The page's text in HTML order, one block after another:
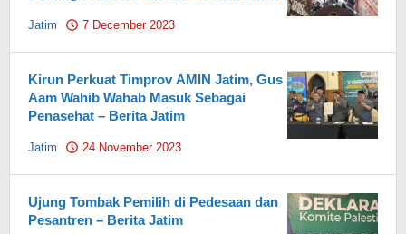
Jatim 7 December 2023
Kirun Perkuat Timprov AMIN Jatim, Gus
Aam Wahib Wahab Masuk Sebagai
Penasehat – Berita Jatim
Jatim 24 November 2023
Ujung Tombak Pemilih di Pedesaan dan
Pesantren – Berita Jatim